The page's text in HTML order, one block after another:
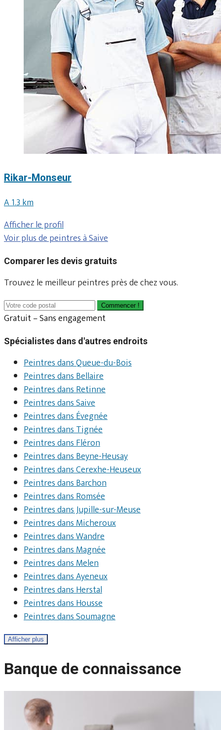
Rikar-Monseur
A 1.3 km
Afficher le profil
Voir plus de peintres à Saive
Comparer les devis gratuits
Trouvez le meilleur peintres près de chez vous.
Commencer !
Gratuit – Sans engagement
Spécialistes dans d'autres endroits
Peintres dans Queue-du-Bois
Peintres dans Bellaire
Peintres dans Retinne
Peintres dans Saive
Peintres dans Évegnée
Peintres dans Tignée
Peintres dans Fléron
Peintres dans Beyne-Heusay
Peintres dans Cerexhe-Heuseux
Peintres dans Barchon
Peintres dans Romsée
Peintres dans Jupille-sur-Meuse
Peintres dans Micheroux
Peintres dans Wandre
Peintres dans Magnée
Peintres dans Melen
Peintres dans Ayeneux
Peintres dans Herstal
Peintres dans Housse
Peintres dans Soumagne
Afficher plus
Banque de connaissance